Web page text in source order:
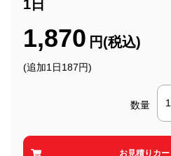
1日
1,870 円(税込)
(追加1日187円)
数量